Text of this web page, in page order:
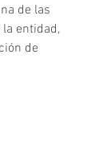
de las
entidad,
de